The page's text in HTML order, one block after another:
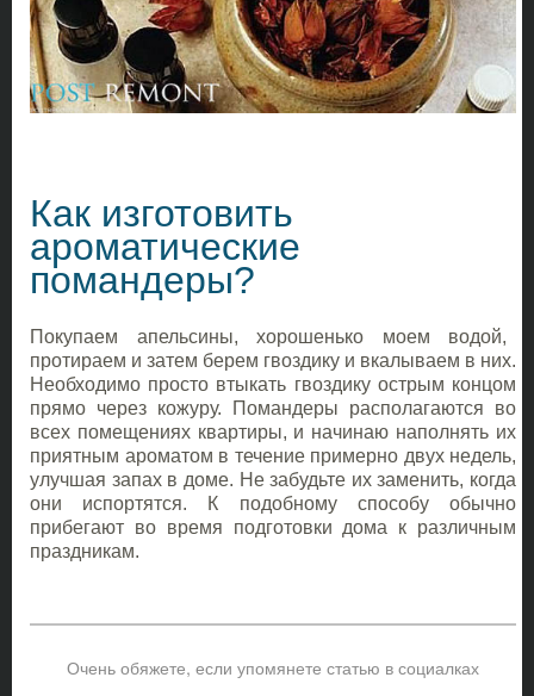
Как изготовить
ароматические
помандеры?
Покупаем апельсины, хорошенько моем водой,
протираем и затем берем гвоздику и вкалываем в них.
Необходимо просто втыкать гвоздику острым концом
прямо через кожуру. Помандеры располагаются во
всех помещениях квартиры, и начинаю наполнять их
приятным ароматом в течение примерно двух недель,
улучшая запах в доме. Не забудьте их заменить, когда
они испортятся. К подобному способу обычно
прибегают во время подготовки дома к различным
праздникам.
Очень обяжете, если упомянете статью в социалках